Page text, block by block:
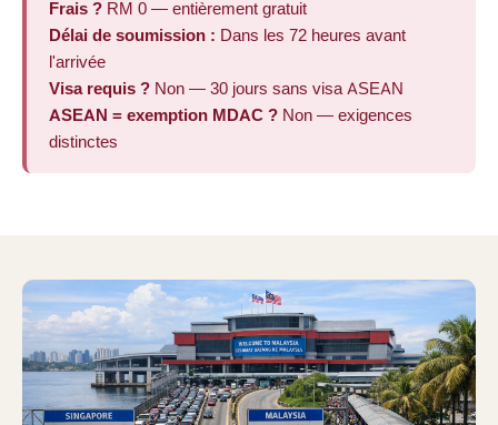
Frais ? RM 0 — entièrement gratuit
Délai de soumission : Dans les 72 heures avant
l'arrivée
Visa requis ? Non — 30 jours sans visa ASEAN
ASEAN = exemption MDAC ? Non — exigences
distinctes